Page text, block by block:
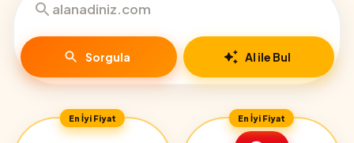
Sorgula AI ile Bul
En İyi Fiyat En İyi Fiyat